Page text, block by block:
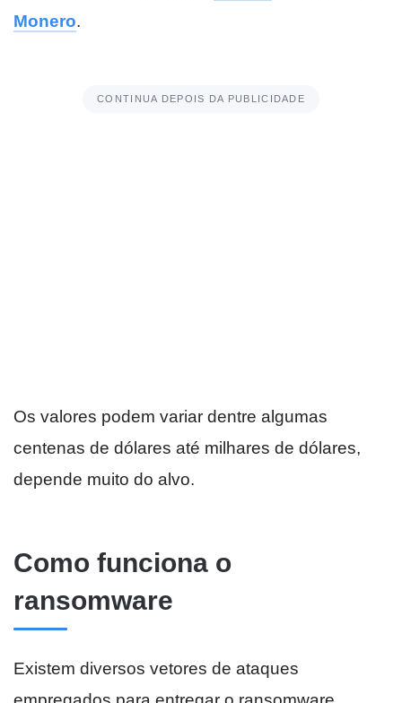
Monero.
CONTINUA DEPOIS DA PUBLICIDADE
Os valores podem variar dentre algumas
centenas de dólares até milhares de dólares,
depende muito do alvo.
Como funciona o
ransomware
Existem diversos vetores de ataques